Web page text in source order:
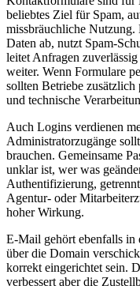
beliebtes Ziel für Spam,
missbräuchliche
Daten ab, nutzt Spam-
leitet Anfragen
weiter. Wenn Formulare
sollten Betriebe
und technische
Auch Logins verdienen
Administratorzugänge
brauchen. Gemeinsame
unklar ist, wer was
Authentifizierung,
Agentur- oder
hoher Wirkung.
E-Mail gehört ebenfalls in
über die Domain
korrekt eingerichtet sein.
verbessert aber die